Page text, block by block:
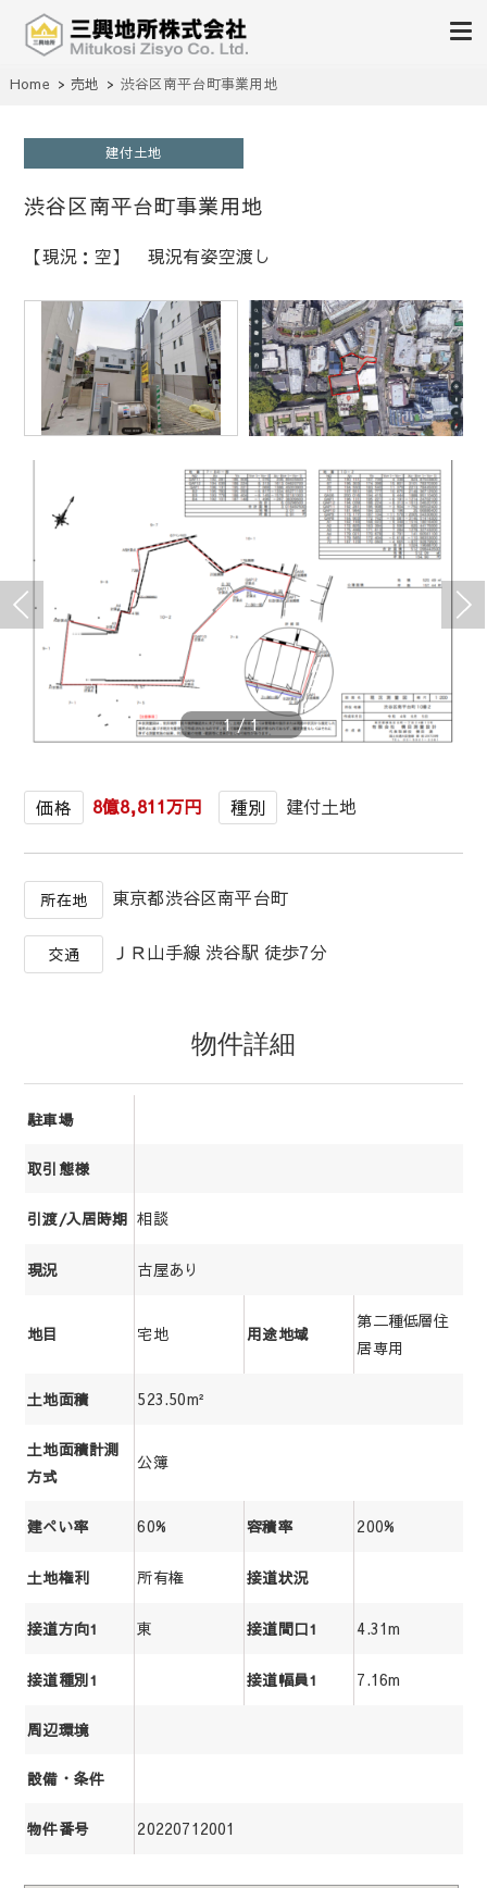
三興地所株式会社
Home 売地 渋谷区南平台町事業用地
建付土地
渋谷区南平台町事業用地
【現況：空】 現況有姿空渡し
1/1
価格 8億8,811万円 種別 建付土地
所在地 東京都渋谷区南平台町
交通 ＪＲ山手線 渋谷駅 徒歩7分
物件詳細
駐車場
取引態様
引渡/入居時期 相談
現況 古屋あり
地目 宅地 用途地域
第二種低層住
居専用
土地面積 523.50m²
土地面積計測
方式
公簿
建ぺい率 60% 容積率 200%
土地権利 所有権 接道状況
接道方向1 東 接道間口1 4.31m
接道種別1 接道幅員1 7.16m
周辺環境
設備・条件
物件番号 20220712001